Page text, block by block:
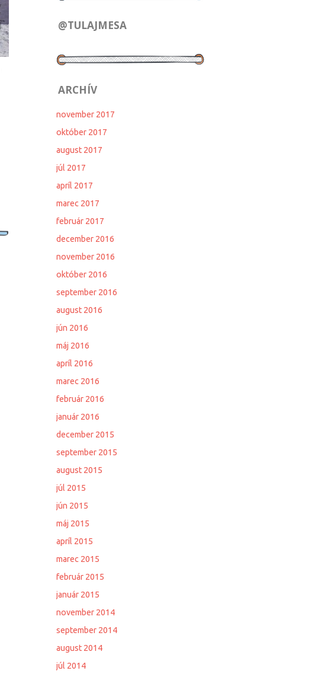
@TULAJMESA
ARCHÍV
november 2017
október 2017
august 2017
júl 2017
apríl 2017
marec 2017
február 2017
december 2016
november 2016
október 2016
september 2016
august 2016
jún 2016
máj 2016
apríl 2016
marec 2016
február 2016
január 2016
december 2015
september 2015
august 2015
júl 2015
jún 2015
máj 2015
apríl 2015
marec 2015
február 2015
január 2015
november 2014
september 2014
august 2014
júl 2014